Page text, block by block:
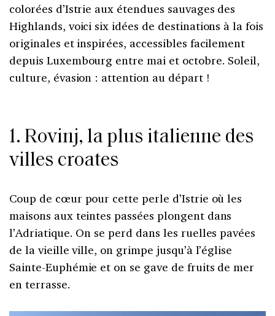
colorées d’Istrie aux étendues sauvages des
Highlands, voici six idées de destinations à la fois
originales et inspirées, accessibles facilement
depuis Luxembourg entre mai et octobre. Soleil,
culture, évasion : attention au départ !
1. Rovinj, la plus italienne des
villes croates
Coup de cœur pour cette perle d’Istrie où les
maisons aux teintes passées plongent dans
l’Adriatique. On se perd dans les ruelles pavées
de la vieille ville, on grimpe jusqu’à l’église
Sainte-Euphémie et on se gave de fruits de mer
en terrasse.